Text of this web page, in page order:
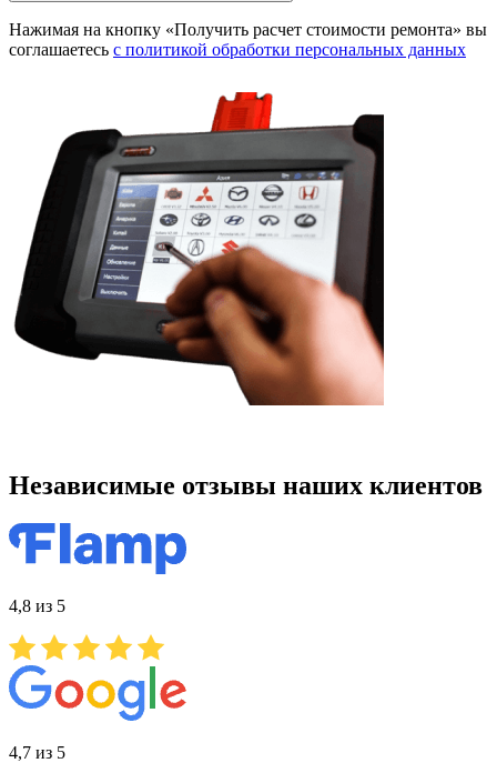
Нажимая на кнопку «Получить расчет стоимости ремонта» вы
соглашаетесь с политикой обработки персональных данных
Независимые отзывы наших клиентов
4,8 из 5
4,7 из 5